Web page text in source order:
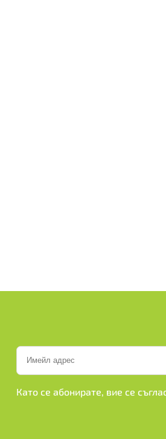
Като се абонирате, вие се